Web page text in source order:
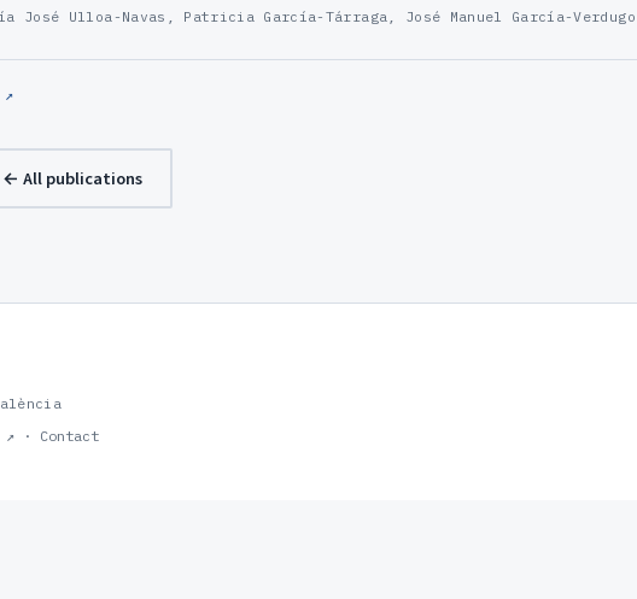
José Ulloa-Navas, Patricia García-Tárraga, José Manuel García-
↗
← All publications
↗ · Contact